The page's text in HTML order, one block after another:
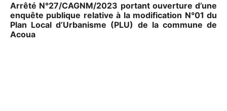
Arrêté N°27/CAGNM/2023 portant ouverture d’une
enquête publique relative à la modification N°01 du
Plan Local d’Urbanisme (PLU) de la commune de
Acoua